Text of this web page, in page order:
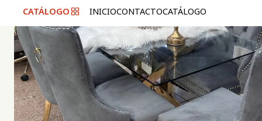
CATÁLOGO INICIOCONTACTOCATÁLOGO